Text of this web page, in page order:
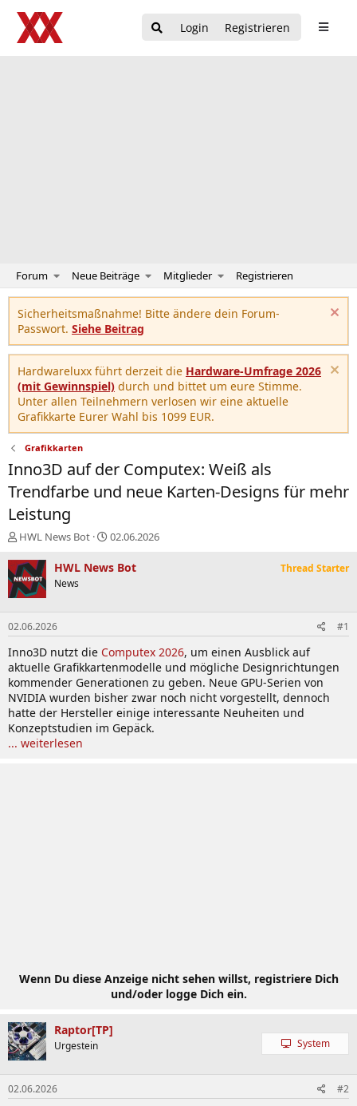
Login Registrieren
Forum Neue Beiträge Mitglieder Registrieren
Sicherheitsmaßnahme! Bitte ändere dein Forum-
Passwort. Siehe Beitrag
Hardwareluxx führt derzeit die Hardware-Umfrage 2026
(mit Gewinnspiel) durch und bittet um eure Stimme.
Unter allen Teilnehmern verlosen wir eine aktuelle
Grafikkarte Eurer Wahl bis 1099 EUR.
Grafikkarten
Inno3D auf der Computex: Weiß als
Trendfarbe und neue Karten-Designs für mehr
Leistung
E
s
t
e
e
r
HWL News Bot
E
s
t
a
m
02.06.2026
HWL News Bot
News
Thread Starter
02.06.2026 #1
Inno3D nutzt die Computex 2026, um einen Ausblick auf
aktuelle Grafikkartenmodelle und mögliche Designrichtungen
kommender Generationen zu geben. Neue GPU-Serien von
NVIDIA wurden bisher zwar noch nicht vorgestellt, dennoch
hatte der Hersteller einige interessante Neuheiten und
Konzeptstudien im Gepäck.
... weiterlesen
Wenn Du diese Anzeige nicht sehen willst, registriere Dich
und/oder logge Dich ein.
Raptor[TP]
Urgestein System
02.06.2026 #2